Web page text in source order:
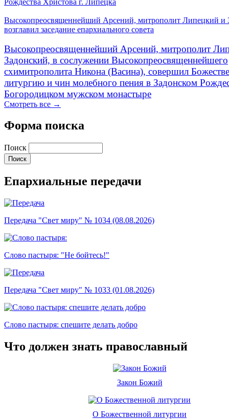
Высокопреосвященнейший Арсений, митрополит Липецкий и
возглавил заседание епархиального совета
Высокопреосвященнейший Арсений, митрополит
Задонский, в сослужении Высокопреосвященнейшего
схимитрополита Никона (Васина), совершил
литургию и чин молебного пения в Задонском
Богородицком мужском монастыре
Смотреть все →
Форма поиска
Поиск
Епархиальные передачи
Передача "Свет миру" № 1034 (08.08.2026)
Слово пастыря: "Не бойтесь!"
Передача "Свет миру" № 1033 (01.08.2026)
Слово пастыря: спешите делать добро
Что должен знать православный
Закон Божий
О Божественной литургии